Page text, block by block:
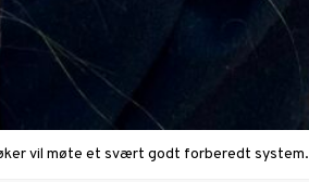
vil møte et svært godt forberedt system.